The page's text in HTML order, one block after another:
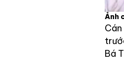
Ảnh
Bá